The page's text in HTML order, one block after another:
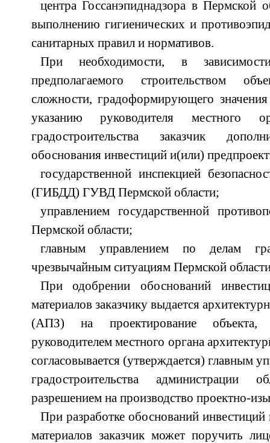
центра Госсанэпиднадзора в Пермской
выполнению гигиенических и
санитарных правил и нормативов.
При необходимости, в
предполагаемого строительством
сложности, градоформирующего
указанию руководителя местного
градостроительства заказчик
обоснования инвестиций и(или)
государственной инспекцией
(ГИБДД) ГУВД Пермской области;
управлением государственной
Пермской области;
главным управлением по делам
чрезвычайным ситуациям Пермской
При одобрении обоснований
материалов заказчику выдается
(АПЗ) на проектирование объекта,
руководителем местного органа
согласовывается (утверждается) главным
градостроительства администрации
разрешением на производство проектно-
При разработке обоснований
материалов заказчик может поручить